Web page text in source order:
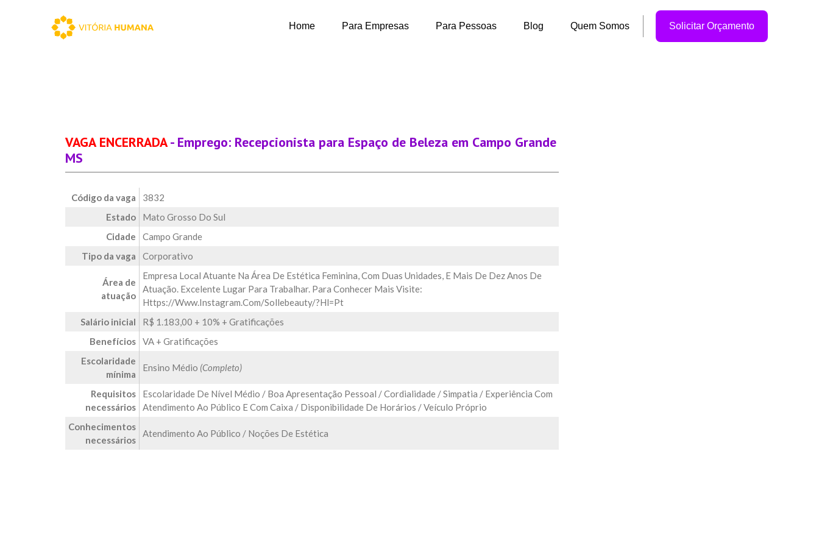
Home Para Empresas Para Pessoas Blog Quem Somos Solicitar Orçamento
VAGA ENCERRADA- Emprego: Recepcionista para Espaço de Beleza em Campo Grande
MS
Código da vaga
3832
Estado
Mato Grosso Do Sul
Cidade
Campo Grande
Tipo da vaga
Corporativo
Área de
atuação
Empresa Local Atuante Na Área De Estética Feminina, Com Duas Unidades, E Mais De Dez Anos De
Atuação. Excelente Lugar Para Trabalhar. Para Conhecer Mais Visite:
Https://www.instagram.com/sollebeauty/?hl=pt
Salário inicial
R$ 1.183,00 + 10% + Gratificações
Benefícios
VA + Gratificações
Escolaridade
mínima
Ensino Médio (Completo)
Requisitos
necessários
Escolaridade De Nível Médio / Boa Apresentação Pessoal / Cordialidade / Simpatia / Experiência Com
Atendimento Ao Público E Com Caixa / Disponibilidade De Horários / Veículo Próprio
Conhecimentos
necessários
Atendimento Ao Público / Noções De Estética